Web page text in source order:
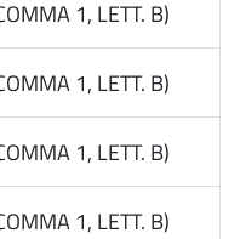
1, LETT. B) DEL
1, LETT. B) DEL
1, LETT. B) DEL
1, LETT. B) DEL